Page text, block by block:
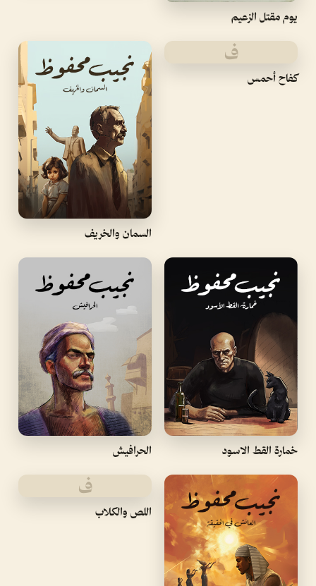
يوم مقتل الزعيم
ف
كفاح أحمس
السمان والخريف
خمارة القط الاسود الحرافيش
ف
اللص والكلاب